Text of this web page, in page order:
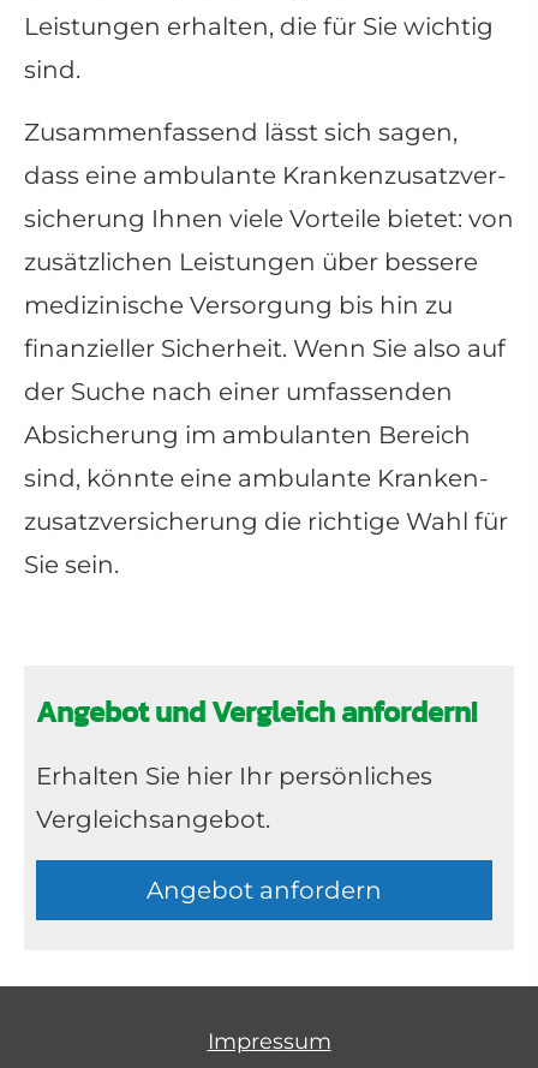
Leistungen erhalten, die für Sie wichtig
sind.
Zusammenfassend lässt sich sagen,
dass eine ambulante Kranken­zusatz­ver­
si­che­rung Ihnen viele Vorteile bietet: von
zusätzlichen Leistungen über bessere
medizinische Versorgung bis hin zu
finanzieller Sicherheit. Wenn Sie also auf
der Suche nach einer umfassenden
Absicherung im ambulanten Bereich
sind, könnte eine ambulante Kranken­
zusatz­ver­si­che­rung die richtige Wahl für
Sie sein.
Angebot und Vergleich anfordern!
Erhalten Sie hier Ihr persönliches
Vergleichsangebot.
An­ge­bot an­for­dern
Impressum